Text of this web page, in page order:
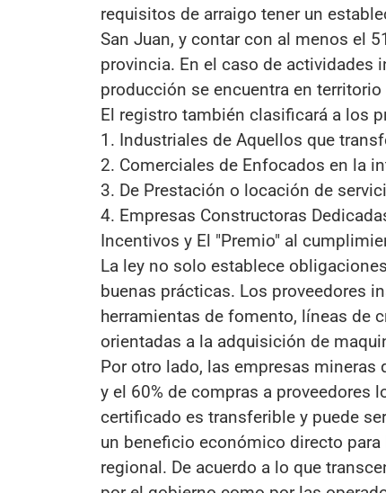
requisitos de arraigo tener un
San Juan, y contar con al menos el
provincia. En el caso de actividades
producción se encuentra en
El registro también clasificará a los
1. Industriales de Aquellos que
2. Comerciales de Enfocados en la
3. De Prestación o locación de
4. Empresas Constructoras
Incentivos y El "Premio" al
La ley no solo establece
buenas prácticas. Los proveedores
herramientas de fomento, líneas de
orientadas a la adquisición de
Por otro lado, las empresas
y el 60% de compras a proveedores
certificado es transferible y puede
un beneficio económico directo
regional. De acuerdo a lo que